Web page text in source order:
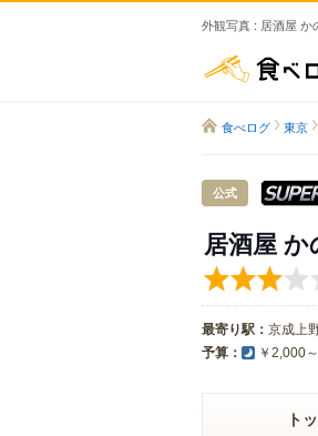
外観写真 : 居酒屋 か
食べログ 東京
公式
居酒屋
最寄り駅： 京成上
予算： ￥2,000
ト